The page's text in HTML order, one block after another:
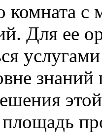
комната
Для ее
знаний
площадь